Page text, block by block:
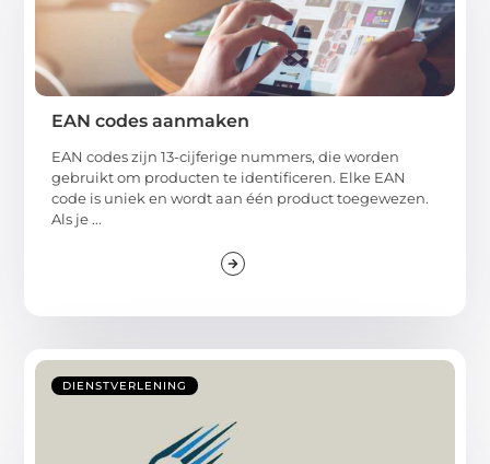
EAN codes aanmaken
EAN codes zijn 13-cijferige nummers, die worden
gebruikt om producten te identificeren. Elke EAN
code is uniek en wordt aan één product toegewezen.
Als je ...
DIENSTVERLENING